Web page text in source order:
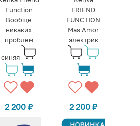
Function
Вообще
никаких
проблем
синяя
2 200₽
FRIEND
FUNCTION
Mas Amor
электрик
2 200₽